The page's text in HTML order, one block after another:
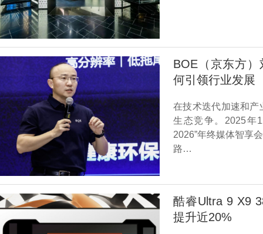
BOE（京东方）
何引领行业发展
在技术迭代加速和产
生态竞争。2025年
2026”年终媒体智享
路…
酷睿Ultra 9 X9
提升近20%